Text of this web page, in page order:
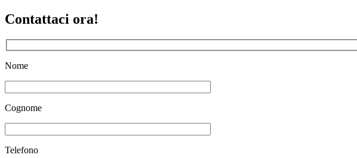
Contattaci ora!
Nome
Cognome
Telefono